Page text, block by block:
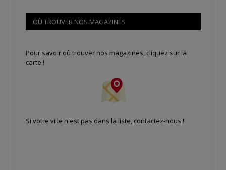
OÙ TROUVER NOS MAGAZINES
Pour savoir où trouver nos magazines, cliquez sur la
carte !
Si votre ville n'est pas dans la liste, contactez-nous !